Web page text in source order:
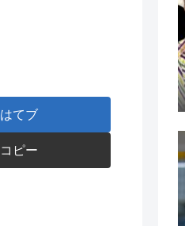
はてブ
コピー